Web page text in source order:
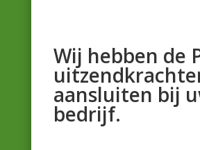
Wij hebben de
aansluiten bij
bedrijf.